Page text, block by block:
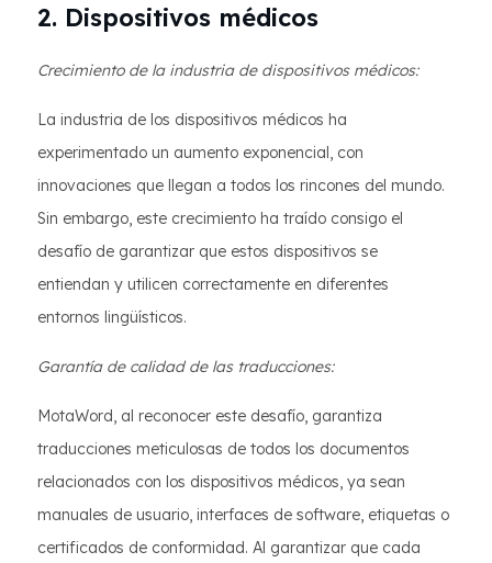
2. Dispositivos médicos
Crecimiento de la industria de dispositivos médicos:
La industria de los dispositivos médicos ha
experimentado un aumento exponencial, con
innovaciones que llegan a todos los rincones del mundo.
Sin embargo, este crecimiento ha traído consigo el
desafío de garantizar que estos dispositivos se
entiendan y utilicen correctamente en diferentes
entornos lingüísticos.
Garantía de calidad de las traducciones:
MotaWord, al reconocer este desafío, garantiza
traducciones meticulosas de todos los documentos
relacionados con los dispositivos médicos, ya sean
manuales de usuario, interfaces de software, etiquetas o
certificados de conformidad. Al garantizar que cada